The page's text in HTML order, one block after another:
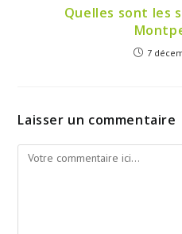
Quelles sont les
7
Laisser un commentaire